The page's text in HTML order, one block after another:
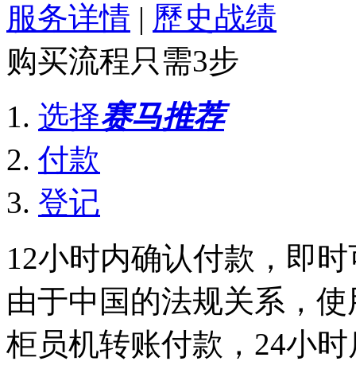
服务详情 | 歷史战绩
购买流程只需3步
选择赛马推荐
付款
登记
12小时内确认付款，即
由于中国的法规关系，
柜员机转账付款，24小